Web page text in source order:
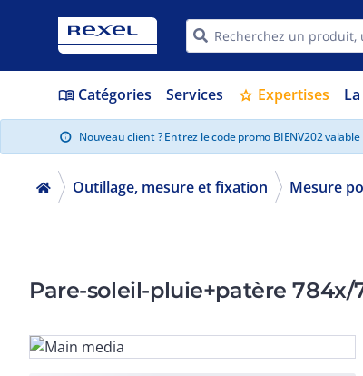
menu_book Catégories Services star Expertises
info Nouveau client ? Entrez le code promo BIENV202
Outillage, mesure et fixation Mesure